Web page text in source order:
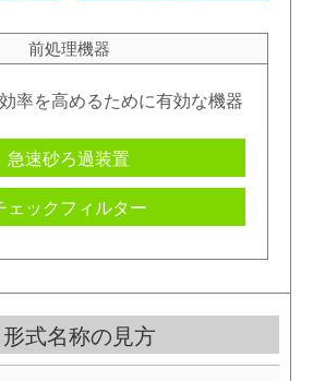
前処理機器
率を高めるために有効な機器
急速砂ろ過装置
ェックフィルター
形式名称の見方